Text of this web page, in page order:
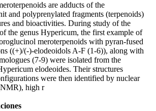
are adducts of the
and polyprenylated fragments (terpenoids)
and bioactivities. During study of the
the genus Hypericum, the first example of
meroterpenoids with pyran-fused
((+)/(-)-elodeoidols A-F (1-6)), along with
(7-9) were isolated from the
elodeoides. Their structures
were then identified by nuclear
high r